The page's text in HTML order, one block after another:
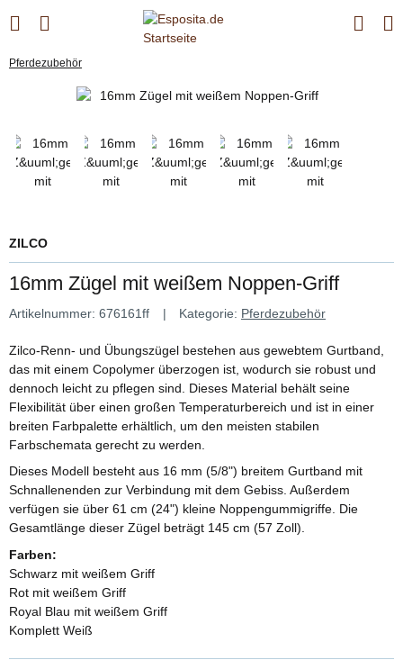
Pferdezubehör
ZILCO
16mm Zügel mit weißem Noppen-Griff
Artikelnummer: 676161ff Kategorie: Pferdezubehör
Zilco-Renn- und Übungszügel bestehen aus gewebtem Gurtband,
das mit einem Copolymer überzogen ist, wodurch sie robust und
dennoch leicht zu pflegen sind. Dieses Material behält seine
Flexibilität über einen großen Temperaturbereich und ist in einer
breiten Farbpalette erhältlich, um den meisten stabilen
Farbschemata gerecht zu werden.
Dieses Modell besteht aus 16 mm (5/8") breitem Gurtband mit
Schnallenenden zur Verbindung mit dem Gebiss. Außerdem
verfügen sie über 61 cm (24") kleine Noppengummigriffe. Die
Gesamtlänge dieser Zügel beträgt 145 cm (57 Zoll).
Farben:
Schwarz mit weißem Griff
Rot mit weißem Griff
Royal Blau mit weißem Griff
Komplett Weiß